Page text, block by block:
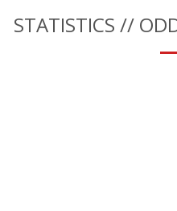
STATISTICS //